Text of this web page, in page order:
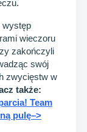
występ
wieczoru
zakończyli
swój
zwycięstw w
także:
Team
pulę–>